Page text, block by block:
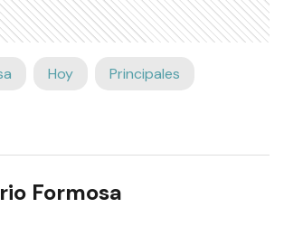
Hoy Principales
Formosa